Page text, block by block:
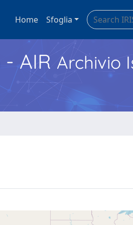
Home Sfoglia
- AIR Archivio